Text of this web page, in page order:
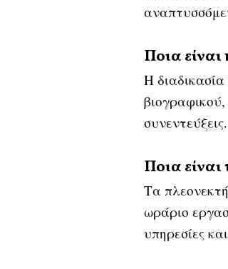
Ποια
Η
συνεντεύξεις.
Ποια
Τα
ωράριο
υπηρεσίες